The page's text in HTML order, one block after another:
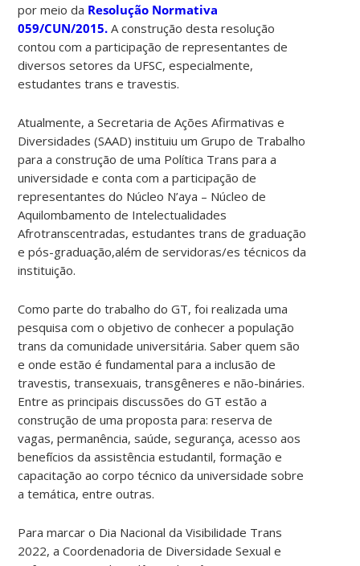
por meio da Resolução Normativa
059/CUN/2015. A construção desta resolução
contou com a participação de representantes de
diversos setores da UFSC, especialmente,
estudantes trans e travestis.
Atualmente, a Secretaria de Ações Afirmativas e
Diversidades (SAAD) instituiu um Grupo de Trabalho
para a construção de uma Política Trans para a
universidade e conta com a participação de
representantes do Núcleo N’aya – Núcleo de
Aquilombamento de Intelectualidades
Afrotranscentradas, estudantes trans de graduação
e pós-graduação,além de servidoras/es técnicos da
instituição.
Como parte do trabalho do GT, foi realizada uma
pesquisa com o objetivo de conhecer a população
trans da comunidade universitária. Saber quem são
e onde estão é fundamental para a inclusão de
travestis, transexuais, transgêneres e não-bináries.
Entre as principais discussões do GT estão a
construção de uma proposta para: reserva de
vagas, permanência, saúde, segurança, acesso aos
benefícios da assistência estudantil, formação e
capacitação ao corpo técnico da universidade sobre
a temática, entre outras.
Para marcar o Dia Nacional da Visibilidade Trans
2022, a Coordenadoria de Diversidade Sexual e